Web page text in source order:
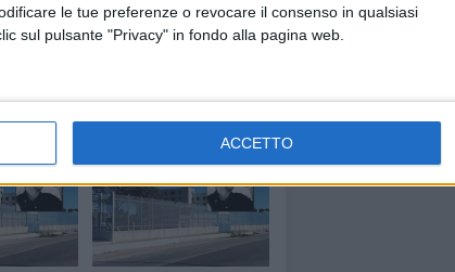
le tue preferenze o revocare il consenso in qualsiasi
sul pulsante "Privacy" in fondo alla pagina web.
ACCETTO